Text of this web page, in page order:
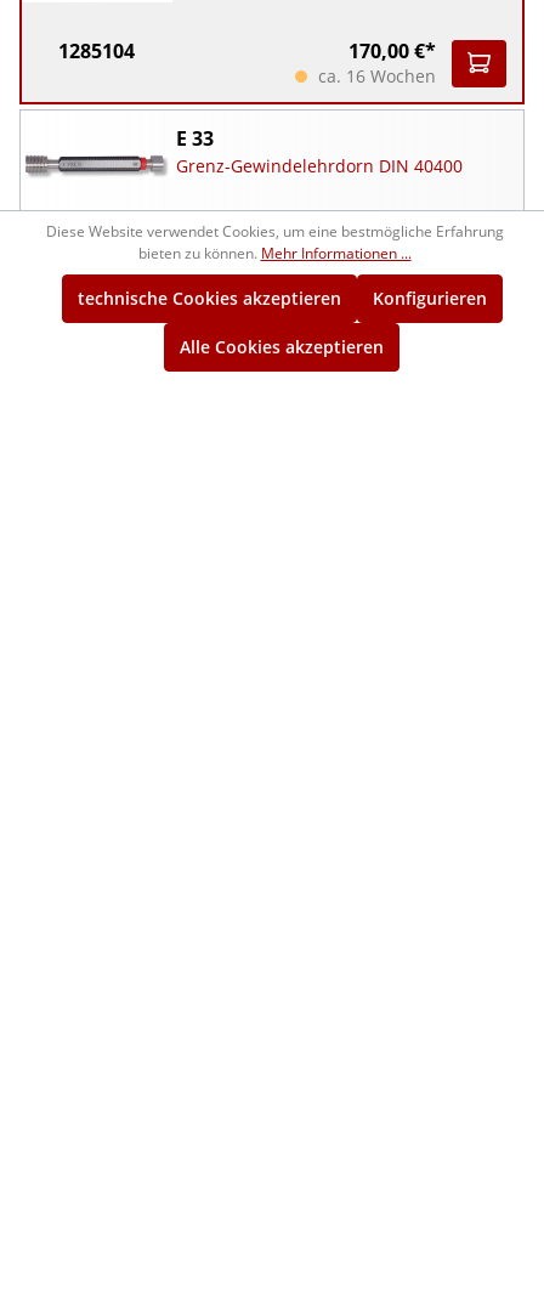
1285104 170,00 €*
ca. 16 Wochen
E 33
Grenz-Gewindelehrdorn DIN 40400
480,00 €*
ca. 16 Wochen
E 33
Gut-Gewindelehrring DIN 40400
Diese Website verwendet Cookies, um eine bestmögliche Erfahrung
bieten zu können. Mehr Informationen ...
technische Cookies akzeptieren Konfigurieren
Alle Cookies akzeptieren